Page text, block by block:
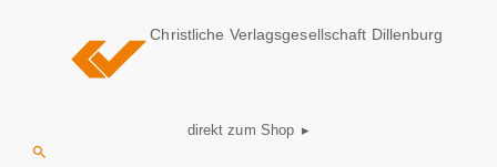
Christliche Verlagsgesellschaft Dillenburg
direkt zum Shop ▸